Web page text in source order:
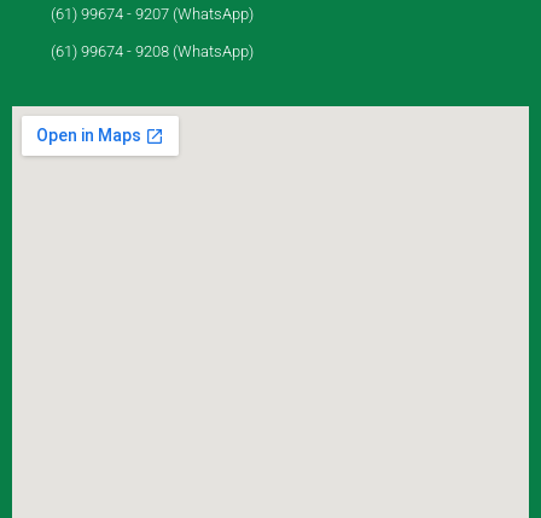
(61) 99674 - 9207 (WhatsApp)
(61) 99674 - 9208 (WhatsApp)